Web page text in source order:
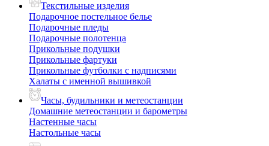
Текстильные изделия
Подарочное постельное белье
Подарочные пледы
Подарочные полотенца
Прикольные подушки
Прикольные фартуки
Прикольные футболки с надписями
Халаты с именной вышивкой
Часы, будильники и метеостанции
Домашние метеостанции и барометры
Настенные часы
Настольные часы